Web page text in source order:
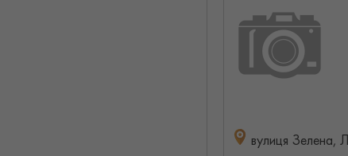
вулиця Зелена,